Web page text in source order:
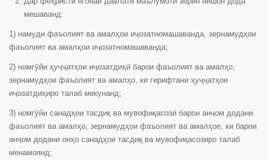
мешаванд:
1) намуди фаъолият ва амалҳои иҷозатномашаванда, зернамудҳои
фаъолият ва амалҳои иҷозатномашаванда;
2) номгӯйи ҳуҷҷатҳои иҷозатдиҳӣ барои фаъолият ва амалҳо,
зернамудҳои фаъолият ва амалҳо, ки гирифтани ҳуҷҷатҳои
иҷозатдиҳиро талаб мекунанд;
3) номгӯйи санадҳои тасдиқ ва мувофиқасозӣ барои анҷом додани
фаъолият ва амалҳо, зернамудҳои фаъолият ва амалҳое, ки барои
анҷом додани онҳо санадҳои тасдиқ ва мувофиқасозиро талаб
менамоянд;